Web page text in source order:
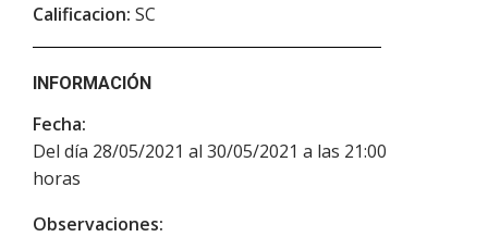
Calificacion: SC
INFORMACIÓN
Fecha:
Del día 28/05/2021 al 30/05/2021 a las 21:00
horas
Observaciones: